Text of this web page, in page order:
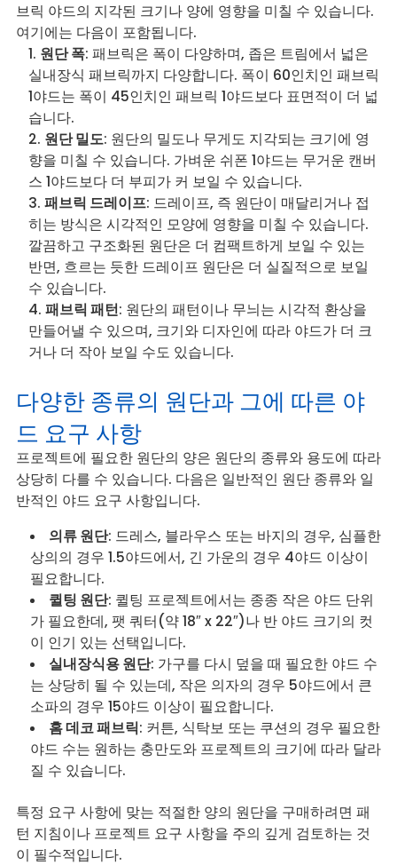
브릭 야드의 지각된 크기나 양에 영향을 미칠 수 있습니다.
여기에는 다음이 포함됩니다.
원단 폭: 패브릭은 폭이 다양하며, 좁은 트림에서 넓은
실내장식 패브릭까지 다양합니다. 폭이 60인치인 패브릭
1야드는 폭이 45인치인 패브릭 1야드보다 표면적이 더 넓
습니다.
원단 밀도: 원단의 밀도나 무게도 지각되는 크기에 영
향을 미칠 수 있습니다. 가벼운 쉬폰 1야드는 무거운 캔버
스 1야드보다 더 부피가 커 보일 수 있습니다.
패브릭 드레이프: 드레이프, 즉 원단이 매달리거나 접
히는 방식은 시각적인 모양에 영향을 미칠 수 있습니다.
깔끔하고 구조화된 원단은 더 컴팩트하게 보일 수 있는
반면, 흐르는 듯한 드레이프 원단은 더 실질적으로 보일
수 있습니다.
패브릭 패턴: 원단의 패턴이나 무늬는 시각적 환상을
만들어낼 수 있으며, 크기와 디자인에 따라 야드가 더 크
거나 더 작아 보일 수도 있습니다.
다양한 종류의 원단과 그에 따른 야
드 요구 사항
프로젝트에 필요한 원단의 양은 원단의 종류와 용도에 따라
상당히 다를 수 있습니다. 다음은 일반적인 원단 종류와 일
반적인 야드 요구 사항입니다.
의류 원단: 드레스, 블라우스 또는 바지의 경우, 심플한
상의의 경우 1.5야드에서, 긴 가운의 경우 4야드 이상이
필요합니다.
퀼팅 원단: 퀼팅 프로젝트에서는 종종 작은 야드 단위
가 필요한데, 팻 쿼터(약 18″ x 22″)나 반 야드 크기의 컷
이 인기 있는 선택입니다.
실내장식용 원단: 가구를 다시 덮을 때 필요한 야드 수
는 상당히 될 수 있는데, 작은 의자의 경우 5야드에서 큰
소파의 경우 15야드 이상이 필요합니다.
홈 데코 패브릭: 커튼, 식탁보 또는 쿠션의 경우 필요한
야드 수는 원하는 충만도와 프로젝트의 크기에 따라 달라
질 수 있습니다.
특정 요구 사항에 맞는 적절한 양의 원단을 구매하려면 패
턴 지침이나 프로젝트 요구 사항을 주의 깊게 검토하는 것
이 필수적입니다.